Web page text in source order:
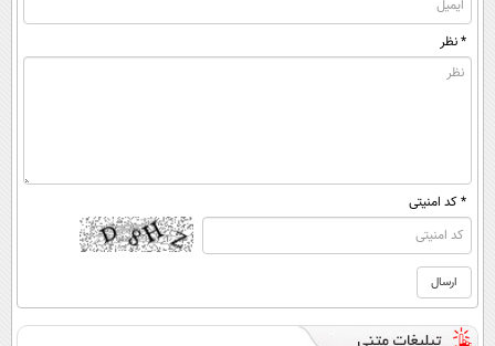
* نظر
* کد امنیتی